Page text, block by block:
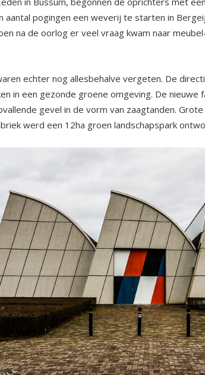
aantal pogingen een weverij te starten in
na de oorlog er veel vraag kwam naar
echter nog allesbehalve vergeten. De
in een gezonde groene omgeving. De
gevel in de vorm van zaagtanden.
werd een 12ha groen landschapspark